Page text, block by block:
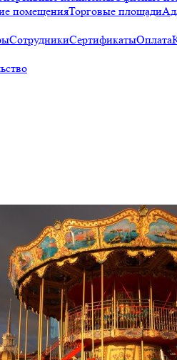
помещенияТорговые площади
СотрудникиСертификатыОплата